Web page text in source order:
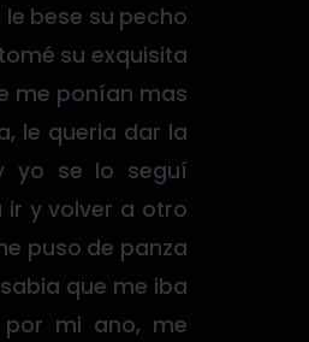
bese su pecho
su exquisita
me ponían mas
le queria dar la
yo se lo seguí
y volver a otro
puso de panza
que me iba
mi ano, me